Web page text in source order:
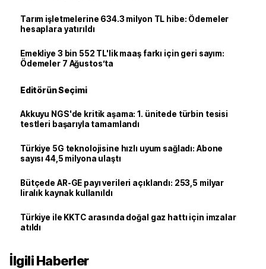
Tarım işletmelerine 634.3 milyon TL hibe: Ödemeler
hesaplara yatırıldı
Emekliye 3 bin 552 TL'lik maaş farkı için geri sayım:
Ödemeler 7 Ağustos’ta
Editörün Seçimi
Akkuyu NGS'de kritik aşama: 1. ünitede türbin tesisi
testleri başarıyla tamamlandı
Türkiye 5G teknolojisine hızlı uyum sağladı: Abone
sayısı 44,5 milyona ulaştı
Bütçede AR-GE payı verileri açıklandı: 253,5 milyar
liralık kaynak kullanıldı
Türkiye ile KKTC arasında doğal gaz hattı için imzalar
atıldı
İlgili Haberler